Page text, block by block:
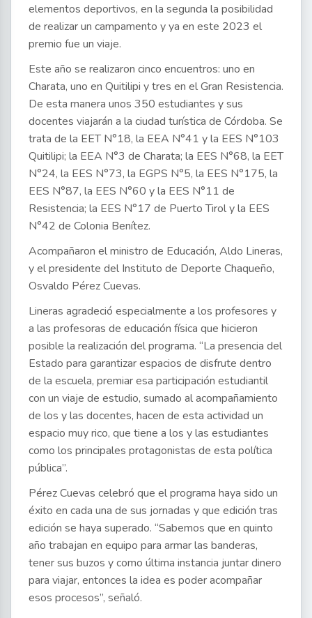
elementos deportivos, en la segunda la posibilidad
de realizar un campamento y ya en este 2023 el
premio fue un viaje.
Este año se realizaron cinco encuentros: uno en
Charata, uno en Quitilipi y tres en el Gran Resistencia.
De esta manera unos 350 estudiantes y sus
docentes viajarán a la ciudad turística de Córdoba. Se
trata de la EET N°18, la EEA N°41 y la EES N°103
Quitilipi; la EEA N°3 de Charata; la EES N°68, la EET
N°24, la EES N°73, la EGPS N°5, la EES N°175, la
EES N°87, la EES N°60 y la EES N°11 de
Resistencia; la EES N°17 de Puerto Tirol y la EES
N°42 de Colonia Benítez.
Acompañaron el ministro de Educación, Aldo Lineras,
y el presidente del Instituto de Deporte Chaqueño,
Osvaldo Pérez Cuevas.
Lineras agradeció especialmente a los profesores y
a las profesoras de educación física que hicieron
posible la realización del programa. “La presencia del
Estado para garantizar espacios de disfrute dentro
de la escuela, premiar esa participación estudiantil
con un viaje de estudio, sumado al acompañamiento
de los y las docentes, hacen de esta actividad un
espacio muy rico, que tiene a los y las estudiantes
como los principales protagonistas de esta política
pública”.
Pérez Cuevas celebró que el programa haya sido un
éxito en cada una de sus jornadas y que edición tras
edición se haya superado. “Sabemos que en quinto
año trabajan en equipo para armar las banderas,
tener sus buzos y como última instancia juntar dinero
para viajar, entonces la idea es poder acompañar
esos procesos”, señaló.